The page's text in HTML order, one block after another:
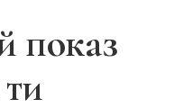
показ